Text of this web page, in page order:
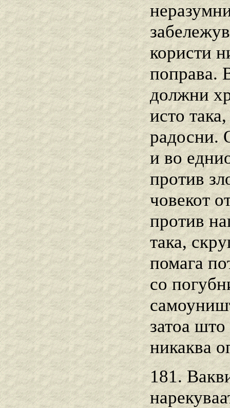
користи
поправа.
должни
исто
радосни.
и во
против
човекот
против
така,
помага
со
затоа
никаква
181.